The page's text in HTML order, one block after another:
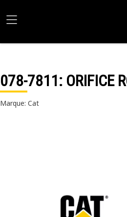
078-7811: ORIFICE
Marque: Cat